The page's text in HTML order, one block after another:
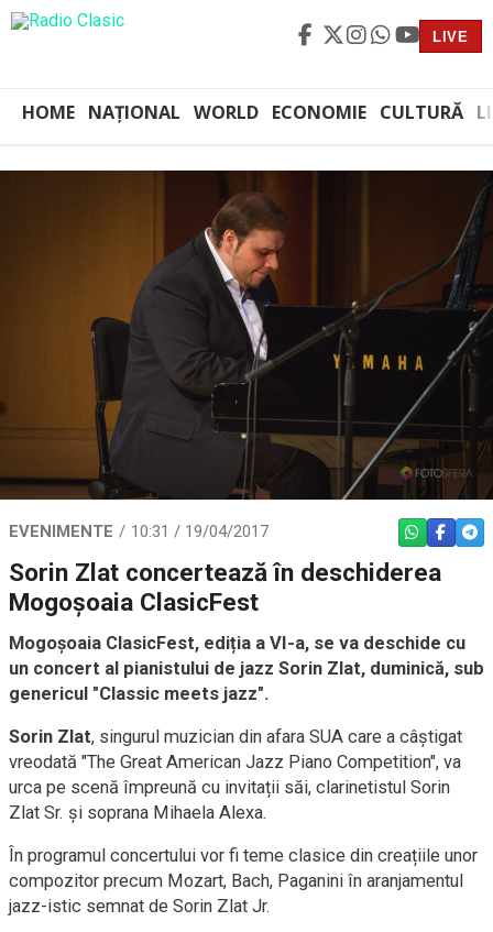
LIVE
HOME NAȚIONAL WORLD ECONOMIE CULTURĂ
EVENIMENTE 10:31 / 19/04/2017 WHATSAPP
Sorin Zlat concertează în deschiderea
Mogoșoaia ClasicFest
Mogoșoaia ClasicFest, ediția a VI-a, se va deschide cu
un concert al pianistului de jazz Sorin Zlat, duminică, sub
genericul "Classic meets jazz".
Sorin Zlat, singurul muzician din afara SUA care a câștigat
vreodată "The Great American Jazz Piano Competition", va
urca pe scenă împreună cu invitații săi, clarinetistul Sorin
Zlat Sr. și soprana Mihaela Alexa.
În programul concertului vor fi teme clasice din creațiile unor
compozitor precum Mozart, Bach, Paganini în aranjamentul
jazz-istic semnat de Sorin Zlat Jr.